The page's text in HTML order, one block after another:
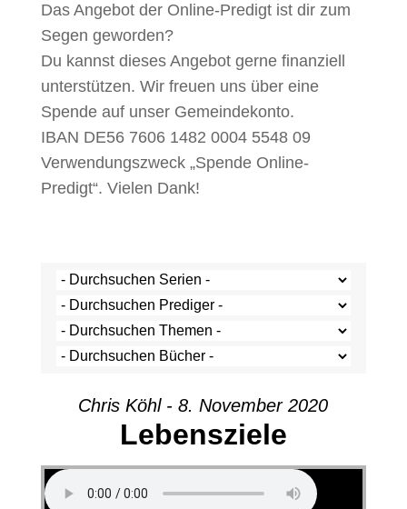
Das Angebot der Online-Predigt ist dir zum
Segen geworden?
Du kannst dieses Angebot gerne finanziell
unterstützen. Wir freuen uns über eine
Spende auf unser Gemeindekonto.
IBAN DE56 7606 1482 0004 5548 09
Verwendungszweck „Spende Online-
Predigt“. Vielen Dank!
Chris Köhl - 8. November 2020
Lebensziele